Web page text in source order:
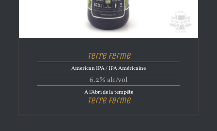
Terre Ferme
American IPA / IPA Américaine
6.2% alc/vol
À l'Abri de la tempête
Terre Ferme